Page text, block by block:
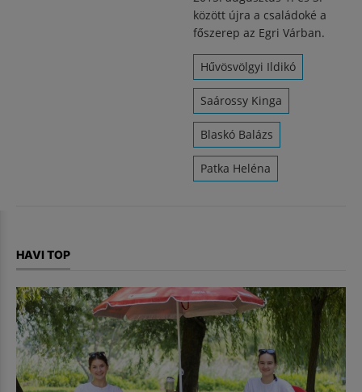
között újra a családoké a
főszerep az Egri Várban.
Hűvösvölgyi Ildikó
Saárossy Kinga
Blaskó Balázs
Patka Heléna
HAVI TOP